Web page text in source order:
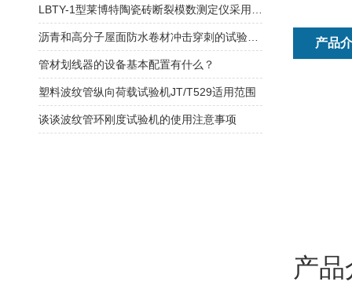
产品
产
管材划线器的设备基本配置有什么？
塑料波纹管纵向荷载试验机JT/T529适用范围
谈谈波纹管环刚度试验机的使用注意事项